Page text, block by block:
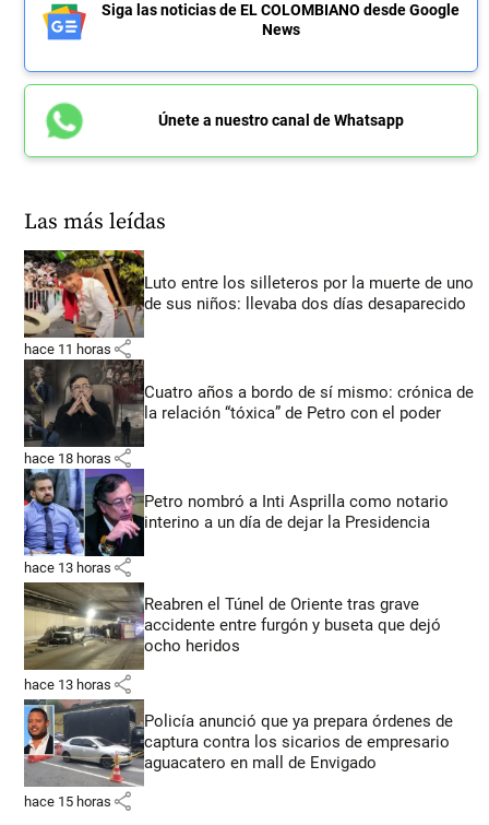
Siga las noticias de EL COLOMBIANO desde Google
News
Únete a nuestro canal de Whatsapp
Las más leídas
Luto entre los silleteros por la muerte de uno
de sus niños: llevaba dos días desaparecido
hace 11 horas share
Cuatro años a bordo de sí mismo: crónica de
la relación “tóxica” de Petro con el poder
hace 18 horas share
Petro nombró a Inti Asprilla como notario
interino a un día de dejar la Presidencia
hace 13 horas share
Reabren el Túnel de Oriente tras grave
accidente entre furgón y buseta que dejó
ocho heridos
hace 13 horas share
Policía anunció que ya prepara órdenes de
captura contra los sicarios de empresario
aguacatero en mall de Envigado
hace 15 horas share